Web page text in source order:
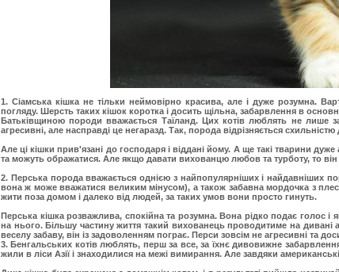
1. Сіамська кішка не тільки неймовірно красива, але і дуже розумна.
погляду. Шерсть таких кішок коротка і досить щільна, забарвлення в
Батьківщиною породи вважається Таїланд. Цих котів люблять не лише
агресивні, але насправді це негаразд. Так, порода відрізняється
Але ці кішки прив'язані до господаря і віддані йому. А ще такі тварини
та можуть ображатися. Але якщо давати вихованцю любов та турботу, то
2. Перська порода вважається однією з найпопулярніших і найдавніших
вона ж може вважатися великим мінусом), а також забавна мордочка з
жити поза домом і далеко від людей, за таких умов вони просто гинуть.
Перська кішка розважлива, спокійна та розумна. Вона рідко подає голос
на нього. Більшу частину життя такий вихованець проводитиме на
веселу забаву, він із задоволенням пограє. Перси зовсім не агресивні та
3. Бенгальських котівлюблять, перш за все, за їхнє дивовижне
жили в ліси Азії і знаходилися на межі вимирання. Але завдяки